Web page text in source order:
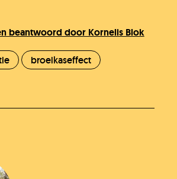
beantwoord door Kornelis Blok
broeikaseffect